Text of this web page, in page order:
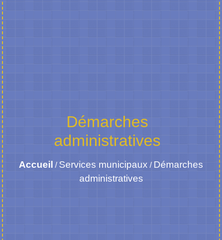
Démarches
administratives
Accueil / Services municipaux / Démarches
administratives